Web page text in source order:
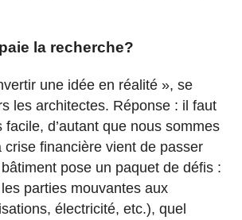
la recherche?
une idée en réalité », se
les architectes. Réponse : il faut
facile, d’autant que nous sommes
crise financière vient de passer
pose un paquet de défis :
parties mouvantes aux
électricité, etc.), quel